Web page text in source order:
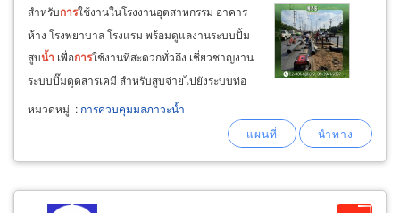
สำหรับการใช้งานในโรงงานอุตสาหกรรม อาคาร
ห้าง โรงพยาบาล โรงแรม พร้อมดูแลงานระบบปั้ม
สูบน้ำ เพื่อการใช้งานที่สะดวกทั่วถึง เชี่ยวชาญงาน
ระบบปั๊มดูดสารเคมี สำหรับสูบจ่ายไปยังระบบท่อ
ภายในโรงงานและอาคาร ต้องการบริการรับติดตั้ง
เคมี โทร: 093-941-9397 n2s
หมวดหมู่ : การควบคุมมลภาวะน้ำ